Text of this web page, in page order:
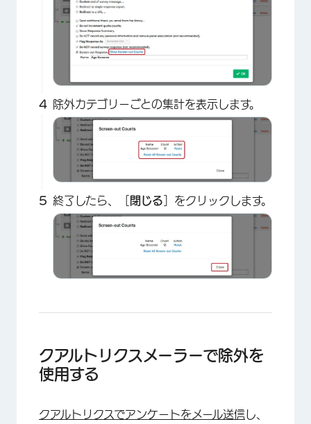
×
除外カテゴリーごとの集計を表示します。
終了したら、［ 閉じる ］をクリックします。
クアルトリクスメーラーで除外を
使用する
クアルトリクスでアンケートをメール送信し、